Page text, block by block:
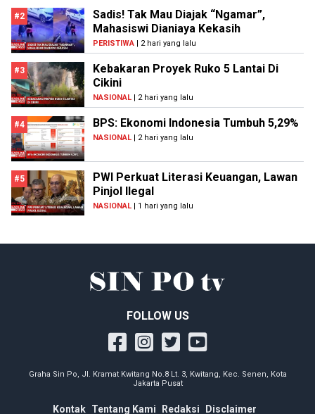
#2
Sadis! Tak Mau Diajak “Ngamar”,
Mahasiswi Dianiaya Kekasih
PERISTIWA | 2 hari yang lalu
#3
Kebakaran Proyek Ruko 5 Lantai Di
Cikini
NASIONAL | 2 hari yang lalu
#4 BPS: Ekonomi Indonesia Tumbuh 5,29%
NASIONAL | 2 hari yang lalu
#5
PWI Perkuat Literasi Keuangan, Lawan
Pinjol Ilegal
NASIONAL | 1 hari yang lalu
FOLLOW US
Graha Sin Po, Jl. Kramat Kwitang No.8 Lt. 3, Kwitang, Kec. Senen, Kota
Jakarta Pusat
Kontak Tentang Kami Redaksi Disclaimer